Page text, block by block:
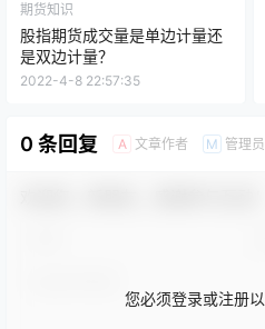
期货知识
股指期货成交量是单边计量还
是双边计量？
2022-4-8 22:57:35
0 条回复 A 文章作者 M 管理员
您必须登录或注册